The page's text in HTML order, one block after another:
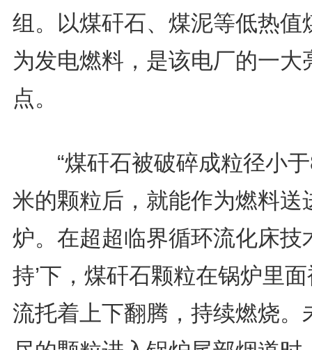
组。以煤矸石、煤泥等低热值
为发电燃料，是该电厂的一大
点。
“煤矸石被破碎成粒径小
米的颗粒后，就能作为燃料送
炉。在超超临界循环流化床技
持’下，煤矸石颗粒在锅炉里
流托着上下翻腾，持续燃烧。